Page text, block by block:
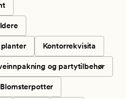
Kontorrekvisita
og partytilbehør
Blomsterpotter